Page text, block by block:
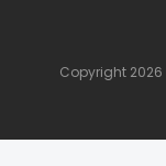
Copyright 2026